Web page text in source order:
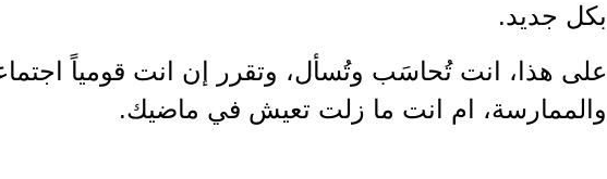
بكل جديد.
على هذا، انت تُحاسَب وتُسأل، وتقرر إن انت قومياً
والممارسة، ام انت ما زلت تعيش في ماضيك.